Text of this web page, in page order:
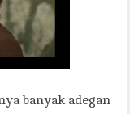
banyak adegan